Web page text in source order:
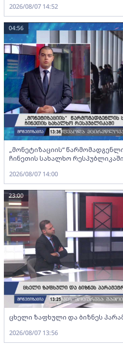
2026/08/07 14:52
„მონეტიზაციის“
ჩინეთის სახალხო რესპუბლიკაში
04:56
2026/08/07 14:00
ცხელი ზაფხული და ბიზნეს
23:00
2026/08/07 13:56